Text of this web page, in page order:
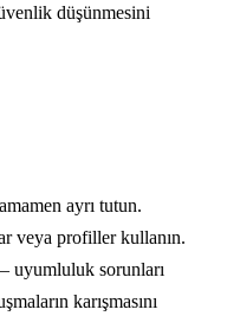
düşünmesini
ayrı tutun.
veya profiller kullanın.
uyumluluk sorunları
karışmasını